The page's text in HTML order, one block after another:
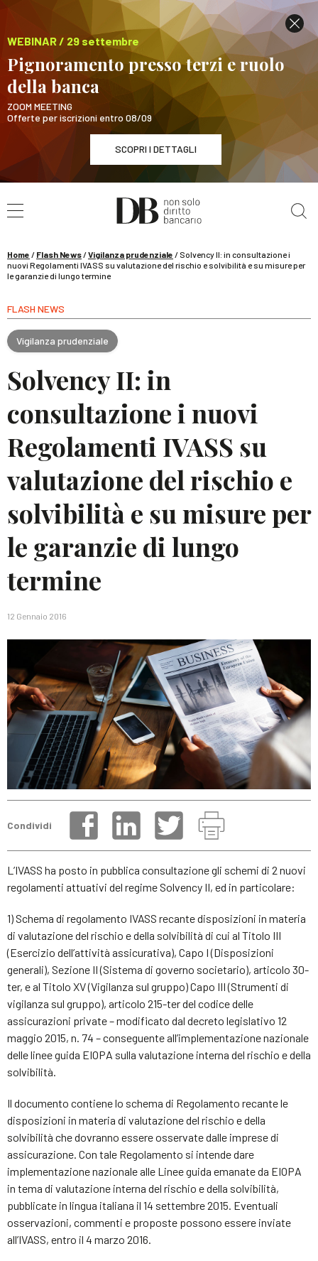
WEBINAR / 29 settembre
Pignoramento presso terzi e ruolo
della banca
ZOOM MEETING
Offerte per iscrizioni entro 08/09
SCOPRI I DETTAGLI
WEBINAR / 29 settembre
Pignoramento presso terzi e ruolo della banca
Home / Flash News/Vigilanza prudenziale / Solvency II: in consultazione i
nuovi Regolamenti IVASS su valutazione del rischio e solvibilità e su misure per
le garanzie di lungo termine
FLASH NEWS
Vigilanza prudenziale
Solvency II: in
consultazione i nuovi
Regolamenti IVASS su
valutazione del rischio e
solvibilità e su misure per
le garanzie di lungo
termine
12 Gennaio 2016
Condividi
L’IVASS ha posto in pubblica consultazione gli schemi di 2 nuovi
regolamenti attuativi del regime Solvency II, ed in particolare:
1) Schema di regolamento IVASS recante disposizioni in materia
di valutazione del rischio e della solvibilità di cui al Titolo III
(Esercizio dell’attività assicurativa), Capo I (Disposizioni
generali), Sezione II (Sistema di governo societario), articolo 30-
ter, e al Titolo XV (Vigilanza sul gruppo) Capo III (Strumenti di
vigilanza sul gruppo), articolo 215-ter del codice delle
assicurazioni private – modificato dal decreto legislativo 12
maggio 2015, n. 74 – conseguente all’implementazione nazionale
delle linee guida EIOPA sulla valutazione interna del rischio e della
solvibilità.
Il documento contiene lo schema di Regolamento recante le
disposizioni in materia di valutazione del rischio e della
solvibilità che dovranno essere osservate dalle imprese di
assicurazione. Con tale Regolamento si intende dare
implementazione nazionale alle Linee guida emanate da EIOPA
in tema di valutazione interna del rischio e della solvibilità,
pubblicate in lingua italiana il 14 settembre 2015. Eventuali
osservazioni, commenti e proposte possono essere inviate
all’IVASS, entro il 4 marzo 2016.